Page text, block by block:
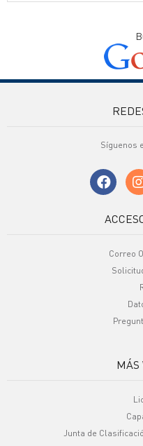
Síguenos
Correo
MÁS
Junta de